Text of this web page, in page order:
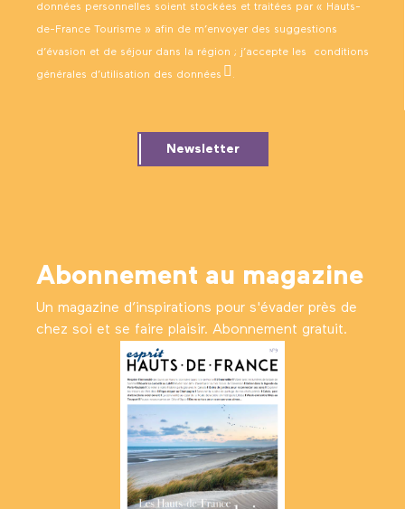
données personnelles soient stockées et traitées par « Hauts-
de-France Tourisme » afin de m’envoyer des suggestions
d’évasion et de séjour dans la région ; j’accepte les conditions
générales d’utilisation des données .
Newsletter
Abonnement au magazine
Un magazine d’inspirations pour s'évader près de
chez soi et se faire plaisir. Abonnement gratuit.